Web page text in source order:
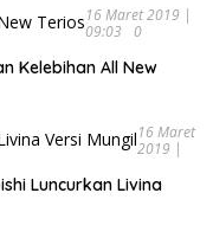
16 Maret 2019 |
09:03
0
Kelebihan All New
16 Maret
2019 |
Luncurkan Livina